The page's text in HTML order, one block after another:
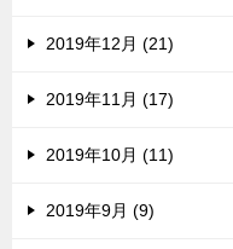
2019年12月 (21)
2019年11月 (17)
2019年10月 (11)
2019年9月 (9)